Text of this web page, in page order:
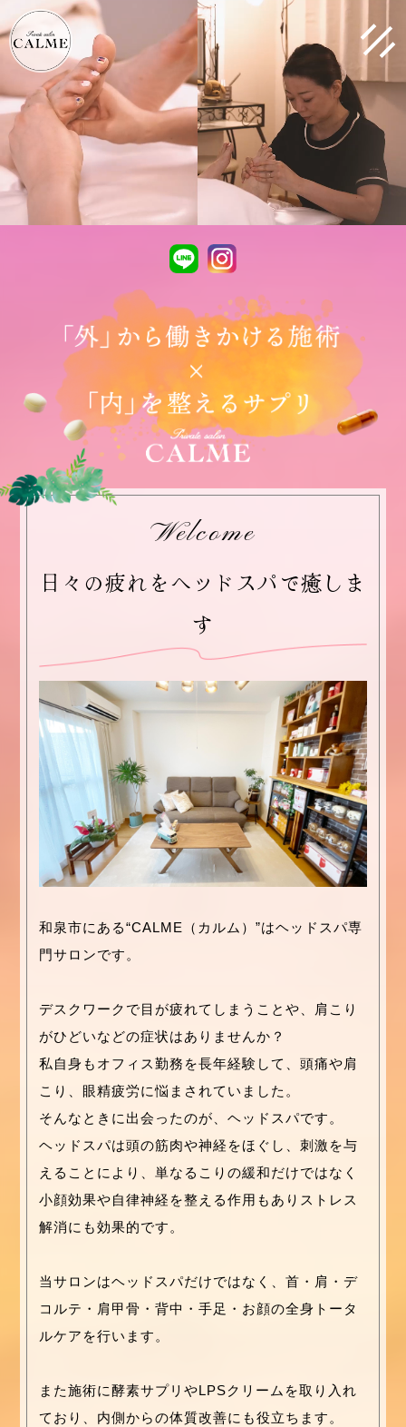
Welcome
日々の疲れをヘッドスパで癒しま
す
和泉市にある“CALME（カルム）”はヘッドスパ専
門サロンです。
デスクワークで目が疲れてしまうことや、肩こり
がひどいなどの症状はありませんか？
私自身もオフィス勤務を長年経験して、頭痛や肩
こり、眼精疲労に悩まされていました。
そんなときに出会ったのが、ヘッドスパです。
ヘッドスパは頭の筋肉や神経をほぐし、刺激を与
えることにより、単なるこりの緩和だけではなく
小顔効果や自律神経を整える作用もありストレス
解消にも効果的です。
当サロンはヘッドスパだけではなく、首・肩・デ
コルテ・肩甲骨・背中・手足・お顔の全身トータ
ルケアを行います。
また施術に酵素サプリやLPSクリームを取り入れ
ており、内側からの体質改善にも役立ちます。